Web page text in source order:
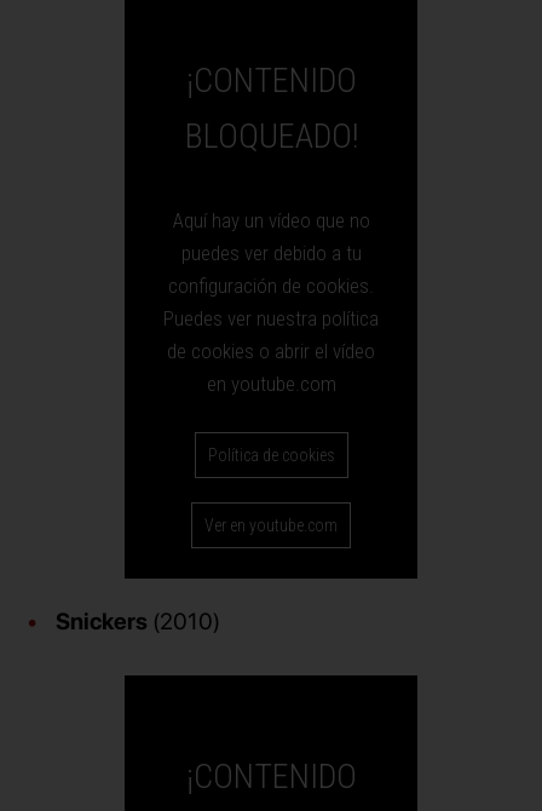
¡CONTENIDO
BLOQUEADO!
Aquí hay un vídeo que no
puedes ver debido a tu
configuración de cookies.
Puedes ver nuestra política
de cookies o abrir el vídeo
en youtube.com
Política de cookies
Ver en youtube.com
Snickers (2010)
¡CONTENIDO